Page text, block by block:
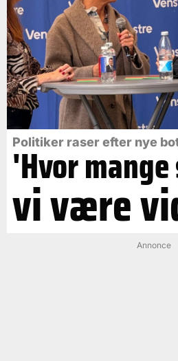
Politiker raser efter nye
'Hvor
vi være
Annonce